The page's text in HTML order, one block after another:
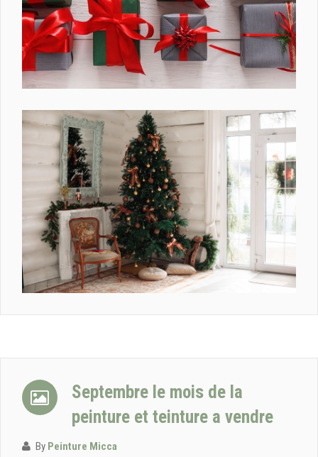
Septembre le mois de la
peinture et teinture a vendre
By Peinture Micca